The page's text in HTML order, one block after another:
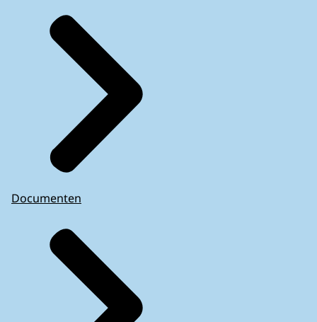
Documenten